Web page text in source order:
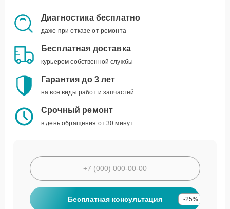
Диагностика бесплатно
даже при отказе от ремонта
Бесплатная доставка
курьером собственной службы
Гарантия до 3 лет
на все виды работ и запчастей
Срочный ремонт
в день обращения от 30 минут
Бесплатная консультация -25%